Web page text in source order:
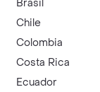
Brasil
Chile
Colombia
Costa Rica
Ecuador